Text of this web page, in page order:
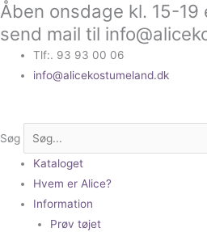
Gå
til
indholdet
Åben onsdage kl. 15-
send mail til
Tlf:. 93 93 00 06
info@alicekostumeland.dk
Søg
Kataloget
Hvem er Alice?
Information
Prøv tøjet